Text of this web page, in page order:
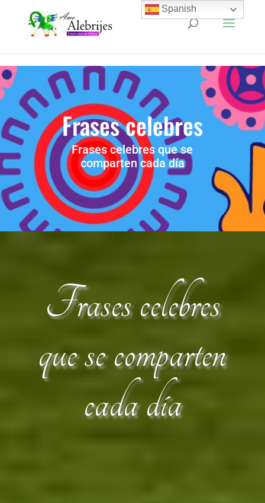
Frases celebres
Frases celebres que se
comparten cada día
Frases celebres
que se comparten
cada día
Spanish